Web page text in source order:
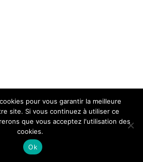
pour vous garantir la meilleure
site. Si vous continuez à utiliser ce
que vous acceptez l'utilisation des
cookies.
Ok